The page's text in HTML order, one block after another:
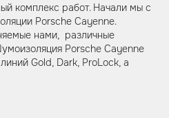
комплекс работ. Начали мы с
Porsche Cayenne.
нами, различные
Porsche Cayenne
Gold, Dark, ProLock, а